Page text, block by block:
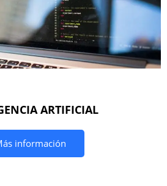
ARTIFICIAL
información